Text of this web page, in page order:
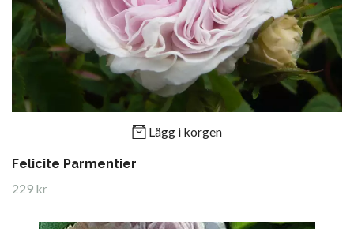
Lägg i korgen
Felicite Parmentier
229 kr